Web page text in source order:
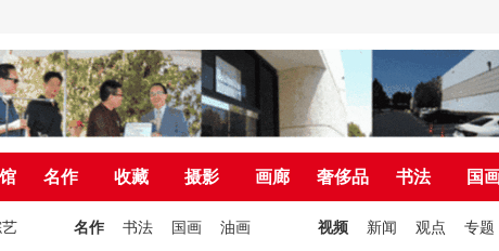
名作 收藏 摄影 画廊 奢侈品 书法 国
名作 书法 国画
油画
视频 新闻 观点
专题